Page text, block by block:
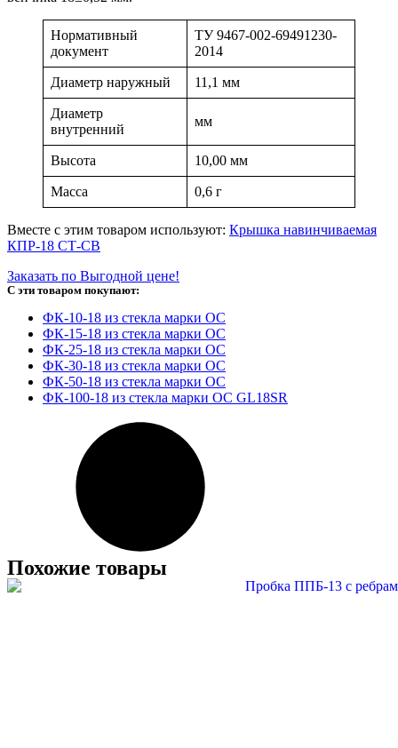
Нормативный
документ
ТУ 9467-002-69491230-
2014
Диаметр наружный 11,1 мм
Диаметр
внутренний
мм
Высота 10,00 мм
Масса 0,6 г
Вместе с этим товаром используют: Крышка навинчиваемая
КПР-18 СТ-СВ
Заказать по Выгодной цене!
С эти товаром покупают:
ФК-10-18 из стекла марки ОС
ФК-15-18 из стекла марки ОС
ФК-25-18 из стекла марки ОС
ФК-30-18 из стекла марки ОС
ФК-50-18 из стекла марки ОС
ФК-100-18 из стекла марки ОС GL18SR
Похожие товары